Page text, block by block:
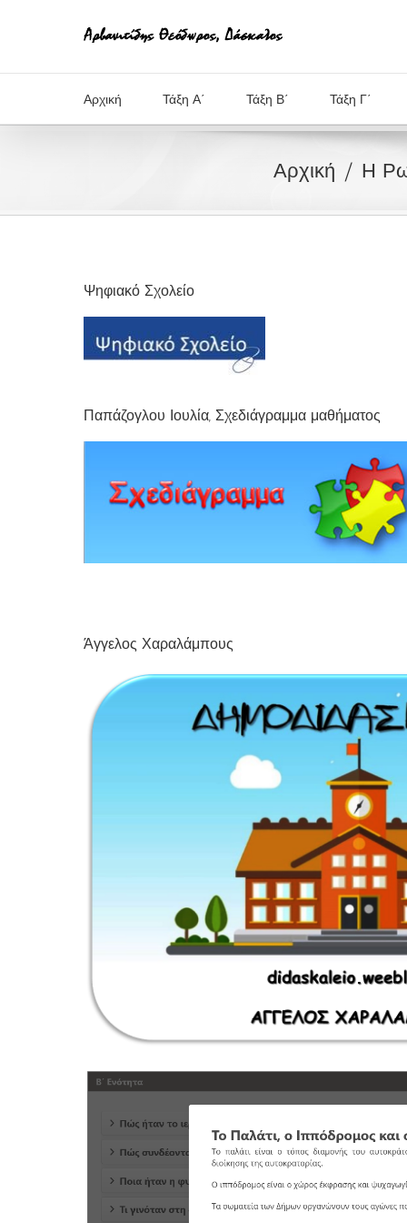
Αρχική Τάξη Α΄ Τάξη Β΄ Τάξη Γ΄
Αρχική Η
Ψηφιακό Σχολείο
Παπάζογλου Ιουλία, Σχεδιάγραμμα μαθήματος
Άγγελος Χαραλάμπους